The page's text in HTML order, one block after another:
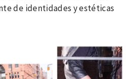
de identidades y estéticas